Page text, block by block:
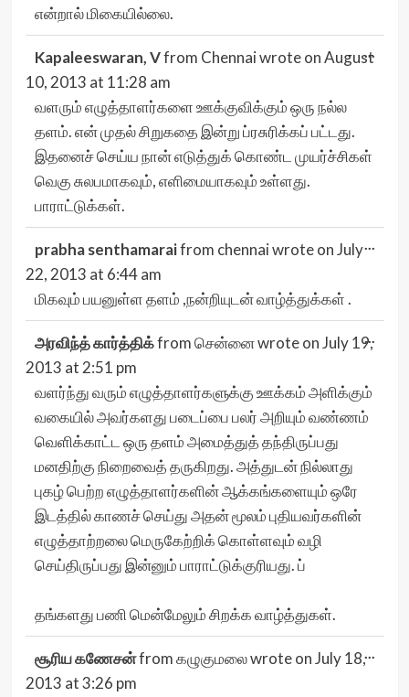
என்றால் மிகையில்லை.
Kapaleeswaran, Vfrom Chennaiwrote onAugust
10, 2013 at 11:28 am
வளரும் எழுத்தாளர்களை ஊக்குவிக்கும் ஒரு நல்ல
தளம். என் முதல் சிறுகதை இன்று ப்ரசுரிக்கப் பட்டது.
இதனைச் செய்ய நான் எடுத்துக் கொண்ட முயர்ச்சிகள்
வெகு சுலபமாகவும், எளிமையாகவும் உள்ளது.
பாராட்டுக்கள்.
...
prabha senthamaraifrom chennaiwrote onJuly
22, 2013 at 6:44 am
மிகவும் பயனுள்ள தளம் ,நன்றியுடன் வாழ்த்துக்கள் .
...
அரவிந்த் கார்த்திக்fromசென்னைwrote onJuly 19,
2013 at 2:51 pm
வளர்ந்து வரும் எழுத்தாளர்களுக்கு ஊக்கம் அளிக்கும்
வகையில் அவர்களது படைப்பை பலர் அறியும் வண்ணம்
வெளிக்காட்ட ஒரு தளம் அமைத்துத் தந்திருப்பது
மனதிற்கு நிறைவைத் தருகிறது. அத்துடன் நில்லாது
புகழ் பெற்ற எழுத்தாளர்களின் ஆக்கங்களையும் ஒரே
இடத்தில் காணச் செய்து அதன் மூலம் புதியவர்களின்
எழுத்தாற்றலை மெருகேற்றிக் கொள்ளவும் வழி
செய்திருப்பது இன்னும் பாராட்டுக்குரியது. ப்
தங்களது பணி மென்மேலும் சிறக்க வாழ்த்துகள்.
...
சூரிய கணேசன்fromகழுகுமலைwrote onJuly 18,
2013 at3:26 pm
...